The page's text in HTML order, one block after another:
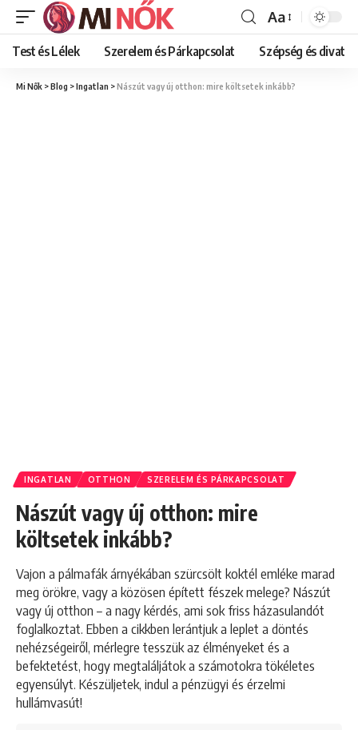
Font
Resizer
Aa
Test és Lélek Szerelem és Párkapcsolat Szépség és divat
Mi Nők >Blog >Ingatlan >Nászút vagy új otthon: mire költsetek inkább?
INGATLAN OTTHON SZERELEM ÉS PÁRKAPCSOLAT
Nászút vagy új otthon: mire
költsetek inkább?
Vajon a pálmafák árnyékában szürcsölt koktél emléke marad
meg örökre, vagy a közösen épített fészek melege? Nászút
vagy új otthon – a nagy kérdés, ami sok friss házasulandót
foglalkoztat. Ebben a cikkben lerántjuk a leplet a döntés
nehézségeiről, mérlegre tesszük az élményeket és a
befektetést, hogy megtaláljátok a számotokra tökéletes
egyensúlyt. Készüljetek, indul a pénzügyi és érzelmi
hullámvasút!